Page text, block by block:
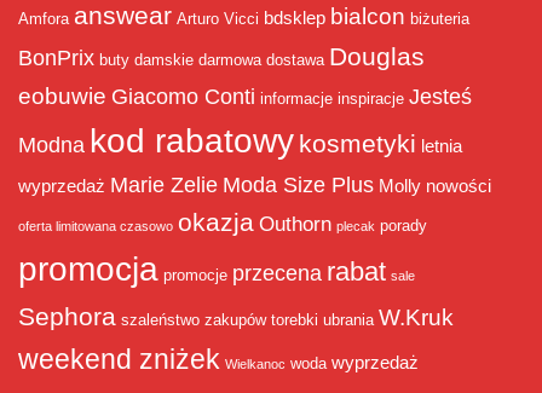
Amfora answear Arturo Vicci bdsklep bialcon biżuteria
BonPrix buty damskie darmowa dostawa Douglas
eobuwie Giacomo Conti informacje inspiracje Jesteś
Modna kod rabatowy kosmetyki letnia
wyprzedaż Marie Zelie Moda Size Plus Molly nowości
oferta limitowana czasowo okazja Outhorn plecak porady
promocja promocje przecena rabat sale
Sephora szaleństwo zakupów torebki ubrania W.Kruk
weekend zniżek Wielkanoc woda wyprzedaż